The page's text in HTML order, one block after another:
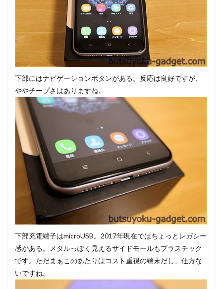
下部にはナビゲーションボタンがある。反応は良好ですが、
ややチープさはありますね。
下部充電端子はmicroUSB。2017年現在ではちょっとレガシー
感がある。メタルっぽく見えるサイドモールもプラスチック
です。ただまぁこのあたりはコスト重視の端末だし、仕方な
いですね。